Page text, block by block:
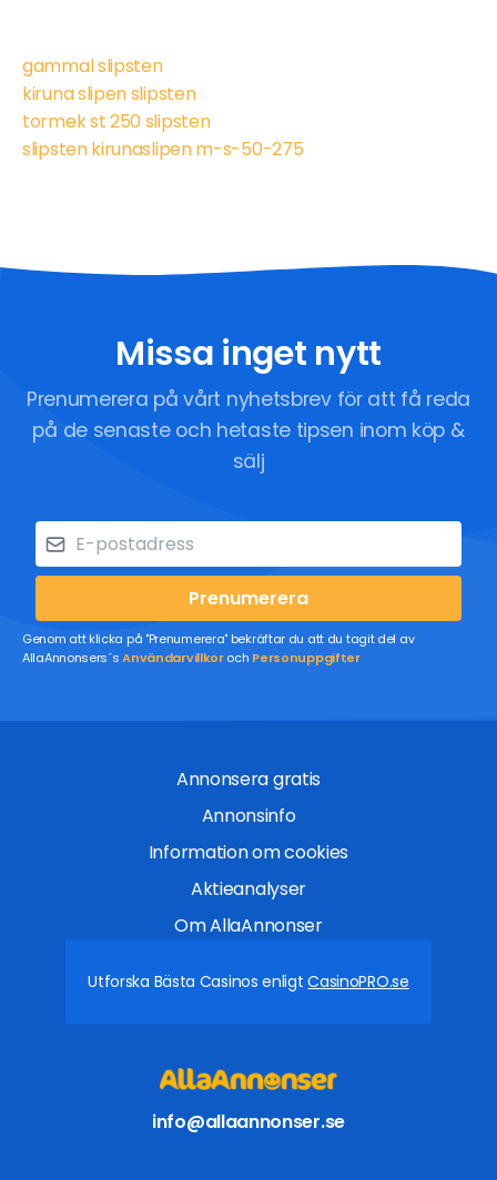
gammal slipsten
kiruna slipen slipsten
tormek st 250 slipsten
slipsten kirunaslipen m-s-50-275
Missa inget nytt
Prenumerera på vårt nyhetsbrev för att få reda
på de senaste och hetaste tipsen inom köp &
sälj
Prenumerera
Genom att klicka på "Prenumerera" bekräftar du att du tagit del av
AllaAnnonsers´sAnvändarvillkoroch Personuppgifter
Annonsera gratis
Annonsinfo
Information om cookies
Aktieanalyser
Om AllaAnnonser
Utforska Bästa Casinos enligtCasinoPRO.se
info@allaannonser.se